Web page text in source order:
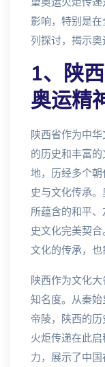
影响，特别是
列探讨，揭示奥
1、陕
奥运精
陕西省作为中
的历史和丰富
地，历经多个
史与文化传承
所蕴含的和平
史文化完美契
文化的传承，也
陕西作为文化
知名度。从秦
帝陵，陕西的
火炬传递在此
力，展示了中